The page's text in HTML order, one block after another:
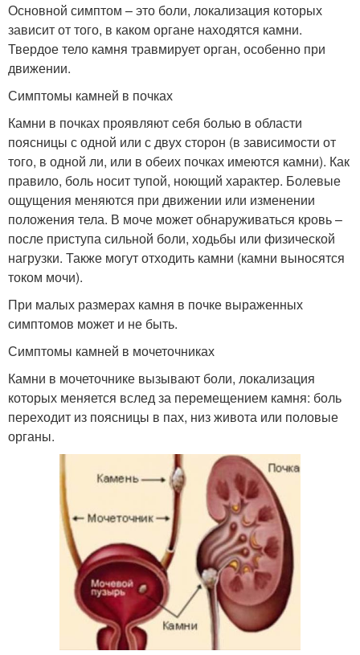
Основной симптом – это боли, локализация которых
зависит от того, в каком органе находятся камни.
Твердое тело камня травмирует орган, особенно при
движении.
Симптомы камней в почках
Камни в почках проявляют себя болью в области
поясницы с одной или с двух сторон (в зависимости от
того, в одной ли, или в обеих почках имеются камни). Как
правило, боль носит тупой, ноющий характер. Болевые
ощущения меняются при движении или изменении
положения тела. В моче может обнаруживаться кровь –
после приступа сильной боли, ходьбы или физической
нагрузки. Также могут отходить камни (камни выносятся
током мочи).
При малых размерах камня в почке выраженных
симптомов может и не быть.
Симптомы камней в мочеточниках
Камни в мочеточнике вызывают боли, локализация
которых меняется вслед за перемещением камня: боль
переходит из поясницы в пах, низ живота или половые
органы.